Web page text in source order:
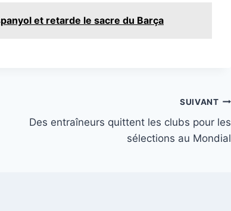
et retarde le sacre du Barça
SUIVANT
Des entraîneurs quittent les clubs pour les
sélections au Mondial